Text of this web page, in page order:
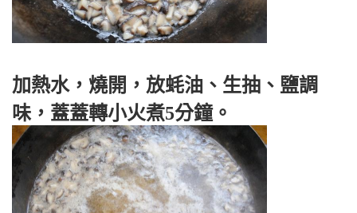
加熱水，燒開，放蚝油、生抽、鹽調
味，蓋蓋轉小火煮5分鐘。